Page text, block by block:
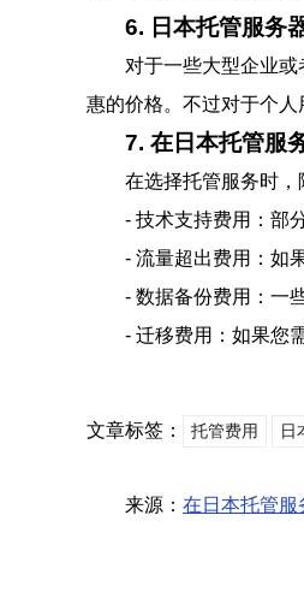
6. 日本托管服务
对于一些大型企业
惠的价格。不过对于个
7. 在日本托管服
在选择托管服务时
- 技术支持费用：部
- 流量超出费用：如
- 数据备份费用：一
- 迁移费用：如果您
文章标签： 托管费用 日
来源： 在日本托管服